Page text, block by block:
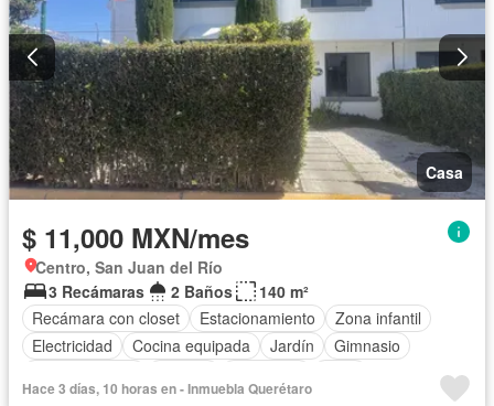
Casa
$ 11,000 MXN/mes
Centro, San Juan del Río
3 Recámaras
2 Baños
140 m²
Recámara con closet
Estacionamiento
Zona infantil
Electricidad
Cocina equipada Jardín
Gimnasio
Hace 3 días, 10 horas en - Inmuebla Querétaro